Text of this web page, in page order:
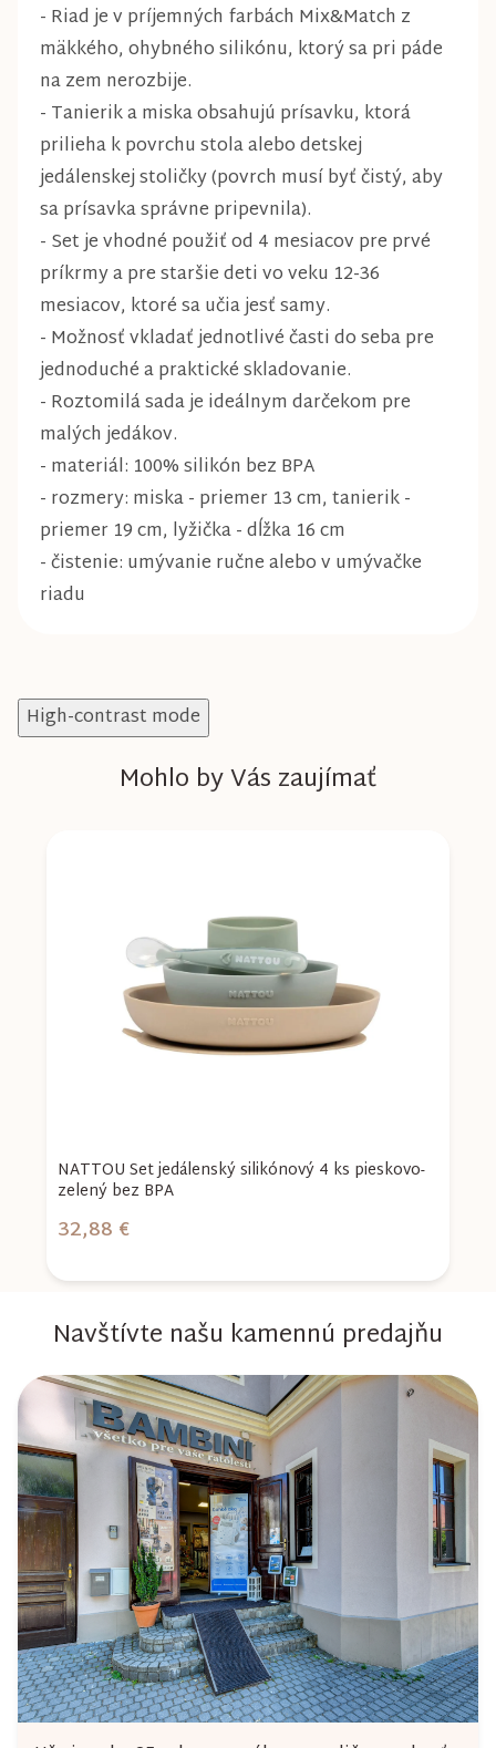
- Riad je v príjemných farbách Mix&Match z
mäkkého, ohybného silikónu, ktorý sa pri páde
na zem nerozbije.
- Tanierik a miska obsahujú prísavku, ktorá
prilieha k povrchu stola alebo detskej
jedálenskej stoličky (povrch musí byť čistý, aby
sa prísavka správne pripevnila).
- Set je vhodné použiť od 4 mesiacov pre prvé
príkrmy a pre staršie deti vo veku 12-36
mesiacov, ktoré sa učia jesť samy.
- Možnosť vkladať jednotlivé časti do seba pre
jednoduché a praktické skladovanie.
- Roztomilá sada je ideálnym darčekom pre
malých jedákov.
- materiál: 100% silikón bez BPA
- rozmery: miska - priemer 13 cm, tanierik -
priemer 19 cm, lyžička - dĺžka 16 cm
- čistenie: umývanie ručne alebo v umývačke
riadu
High-contrast mode
Mohlo by Vás zaujímať
NATTOU Set jedálenský silikónový 4 ks pieskovo-
zelený bez BPA
32,88 €
Navštívte našu kamennú predajňu